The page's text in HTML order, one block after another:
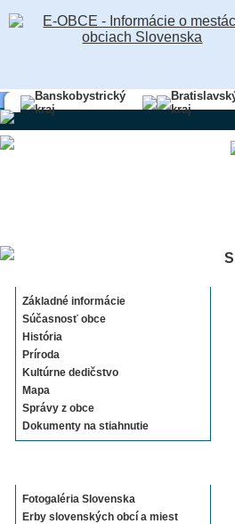
Banskobystrický
kraj
kraj
Základné informácie
Súčasnosť obce
História
Príroda
Kultúrne dedičstvo
Mapa
Správy z obce
Dokumenty na stiahnutie
Fotogaléria Slovenska
Erby slovenských obcí a miest